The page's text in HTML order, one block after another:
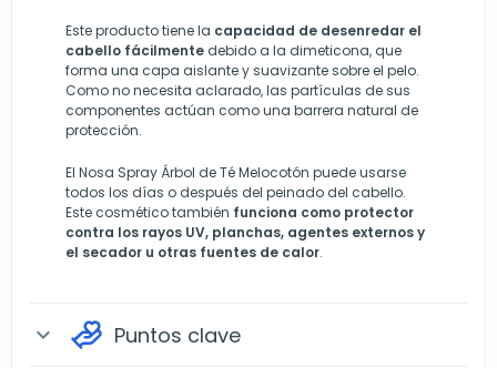
Este producto tiene la capacidad de desenredar el
cabello fácilmente debido a la dimeticona, que
forma una capa aislante y suavizante sobre el pelo.
Como no necesita aclarado, las partículas de sus
componentes actúan como una barrera natural de
protección.
El Nosa Spray Árbol de Té Melocotón puede usarse
todos los días o después del peinado del cabello.
Este cosmético también funciona como protector
contra los rayos UV, planchas, agentes externos y
el secador u otras fuentes de calor.
expand_more Puntos clave